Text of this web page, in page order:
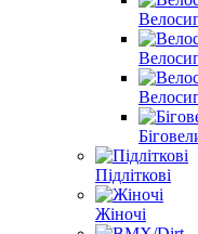
Підліткові
Жіночі